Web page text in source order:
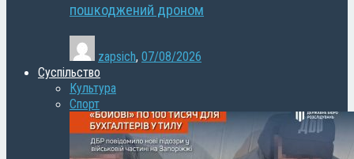
пошкоджений дроном
zapsich, 07/08/2026
Суспільство
Культура
Спорт